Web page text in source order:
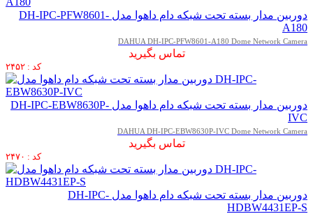
دوربین مدار بسته تحت شبکه دام داهوا مدل DH-IPC-PFW8601-
A180
DAHUA DH-IPC-PFW8601-A180 Dome Network Camera
تماس بگیرید
کد : ۲۴۵۲
دوربین مدار بسته تحت شبکه دام داهوا مدل DH-IPC-EBW8630P-
IVC
DAHUA DH-IPC-EBW8630P-IVC Dome Network Camera
تماس بگیرید
کد : ۲۴۷۰
دوربین مدار بسته تحت شبکه دام داهوا مدل DH-IPC-
HDBW4431EP-S